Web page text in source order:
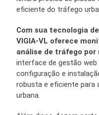
eficiente do tráfego
Com sua tecnologia
VIGIA-VL oferece
análise de tráfego por
interface de gestão
configuração e
robusta e eficiente para
urbana.